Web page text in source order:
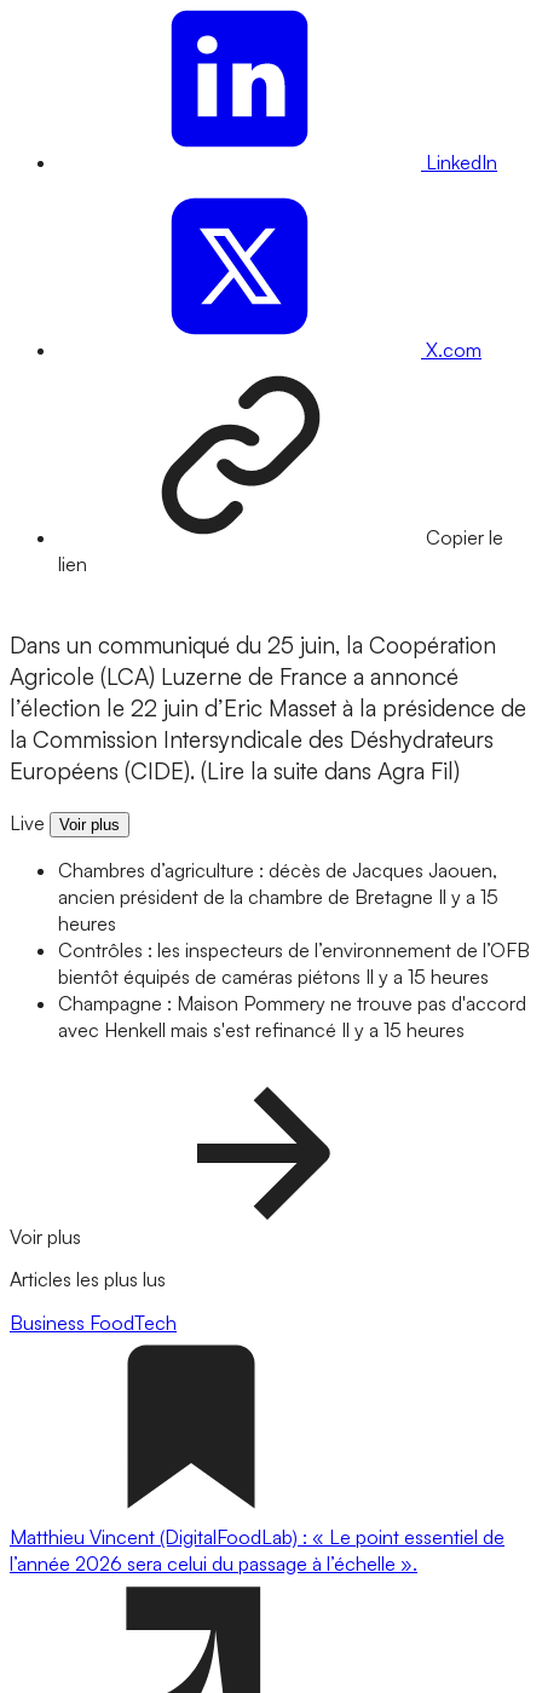
LinkedIn
X.com
Copier le
lien
Dans un communiqué du 25 juin, la Coopération
Agricole (LCA) Luzerne de France a annoncé
l’élection le 22 juin d’Eric Masset à la présidence de
la Commission Intersyndicale des Déshydrateurs
Européens (CIDE). (Lire la suite dans Agra Fil)
Live Voir plus
Chambres d’agriculture : décès de Jacques Jaouen,
ancien président de la chambre de Bretagne Il y a 15
heures
Contrôles : les inspecteurs de l’environnement de l’OFB
bientôt équipés de caméras piétons Il y a 15 heures
Champagne : Maison Pommery ne trouve pas d'accord
avec Henkell mais s'est refinancé Il y a 15 heures
Voir plus
Articles les plus lus
Business FoodTech
Matthieu Vincent (DigitalFoodLab) : « Le point essentiel de
l’année 2026 sera celui du passage à l’échelle ».